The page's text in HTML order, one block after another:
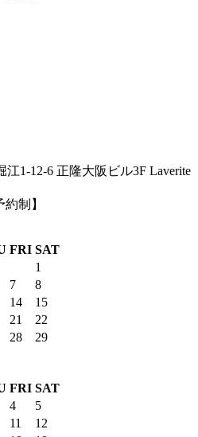
1-12-6 正隆大阪ビル3F Laverite
制】
FRI SAT
1
7
8
14
15
21
22
28
29
FRI SAT
4
5
11
12